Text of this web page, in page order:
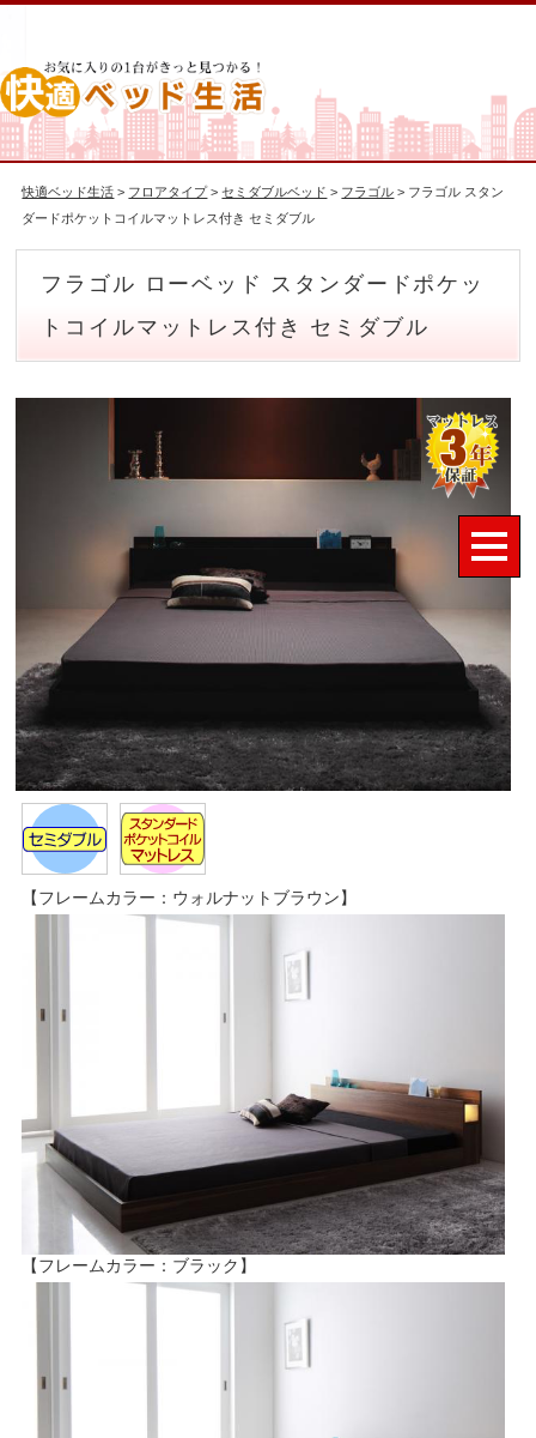
快適ベッド生活 > フロアタイプ >セミダブルベッド > フラゴル > フラゴル スタン
ダードポケットコイルマットレス付き セミダブル
フラゴル ローベッド スタンダードポケッ
トコイルマットレス付き セミダブル
【フレームカラー：ウォルナットブラウン】
【フレームカラー：ブラック】